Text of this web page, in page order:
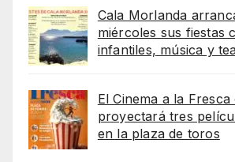
Cala Morlanda
miércoles sus fiestas
infantiles, música y
El Cinema a la Fresca
proyectará tres
en la plaza de toros